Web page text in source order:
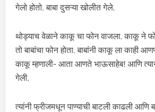
गेलो होतो. बाबा दुसऱ्या खोलीत गेले.
थोड्याच वेळाने काकू चा फोन वाजला. काकू ने
तो बाबांचा फोन होता. बाबांनी काकू ला काही
काकू म्हणाली- आता आणते भाऊसाहेब! आणि
गेली.
त्यांनी फ्रीजमधून पाण्याची बाटली काढली आणि